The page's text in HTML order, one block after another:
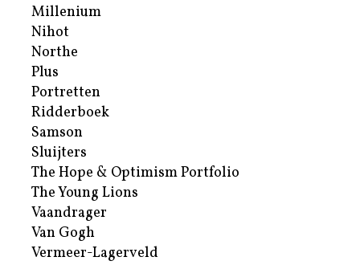
Millenium
Nihot
Northe
Plus
Portretten
Ridderboek
Samson
Sluijters
The Hope & Optimism Portfolio
The Young Lions
Vaandrager
Van Gogh
Vermeer-Lagerveld